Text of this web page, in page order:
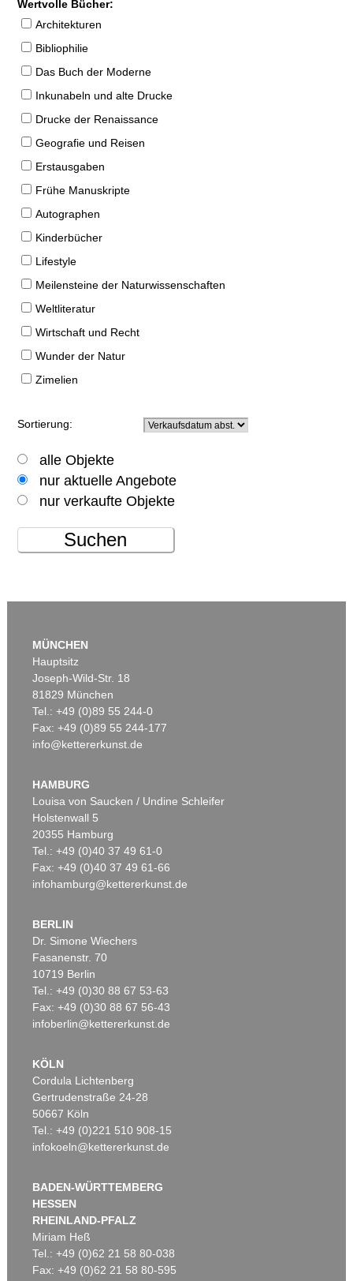
Wertvolle Bücher:
Architekturen
Bibliophilie
Das Buch der Moderne
Inkunabeln und alte Drucke
Drucke der Renaissance
Geografie und Reisen
Erstausgaben
Frühe Manuskripte
Autographen
Kinderbücher
Lifestyle
Meilensteine der Naturwissenschaften
Weltliteratur
Wirtschaft und Recht
Wunder der Natur
Zimelien
Sortierung:
alle Objekte
nur aktuelle Angebote
nur verkaufte Objekte
Suchen
MÜNCHEN
Hauptsitz
Joseph-Wild-Str. 18
81829 München
Tel.: +49 (0)89 55 244-0
Fax: +49 (0)89 55 244-177
info@kettererkunst.de
HAMBURG
Louisa von Saucken / Undine Schleifer
Holstenwall 5
20355 Hamburg
Tel.: +49 (0)40 37 49 61-0
Fax: +49 (0)40 37 49 61-66
infohamburg@kettererkunst.de
BERLIN
Dr. Simone Wiechers
Fasanenstr. 70
10719 Berlin
Tel.: +49 (0)30 88 67 53-63
Fax: +49 (0)30 88 67 56-43
infoberlin@kettererkunst.de
KÖLN
Cordula Lichtenberg
Gertrudenstraße 24-28
50667 Köln
Tel.: +49 (0)221 510 908-15
infokoeln@kettererkunst.de
BADEN-WÜRTTEMBERG
HESSEN
RHEINLAND-PFALZ
Miriam Heß
Tel.: +49 (0)62 21 58 80-038
Fax: +49 (0)62 21 58 80-595